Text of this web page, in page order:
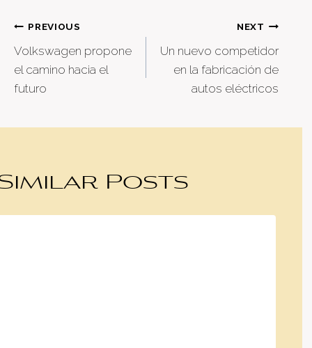
Post
navigation
PREVIOUS
Volkswagen propone
el camino hacia el
futuro
NEXT
Un nuevo competidor
en la fabricación de
autos eléctricos
Posts